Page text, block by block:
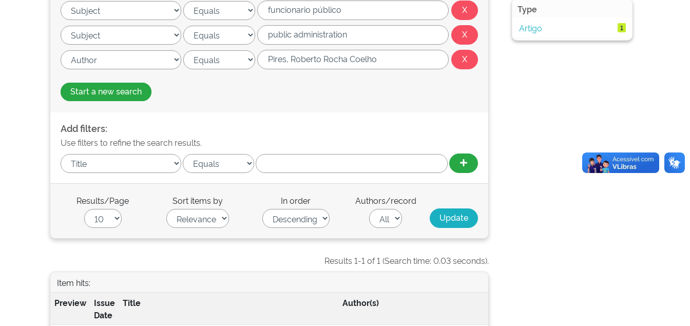
Start a new search
Add filters:
Use filters to refine the search results.
Results/Page Sort items by In order Authors/record
Results 1-1 of 1 (Search time: 0.03 seconds).
Item hits:
Preview
Issue
Date
Title Author(s)
Type
Artigo
1